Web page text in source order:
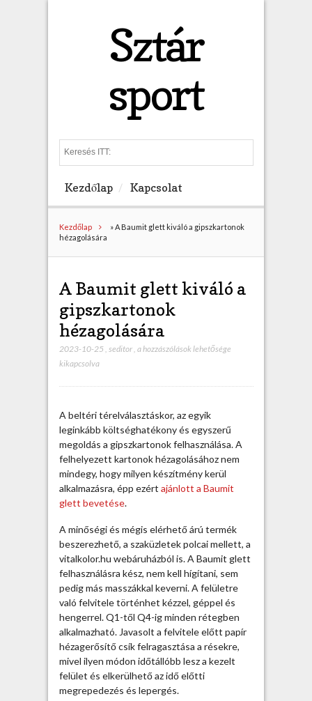
Sztár
sport
e
h
Kezdőlap Kapcsolat
Kezdőlap »A Baumit glett kiváló a gipszkartonok
hézagolására
A Baumit glett kiváló a
gipszkartonok
hézagolására
2023-10-25 seditor, A
i
t
g
l
e
t
l
ó
a
i
p
z
a hozzászólások lehetősége
kikapcsolva
A beltéri térelválasztáskor, az egyik
leginkább költséghatékony és egyszerű
megoldás a gipszkartonok felhasználása. A
felhelyezett kartonok hézagolásához nem
mindegy, hogy milyen készítmény kerül
alkalmazásra, épp ezért ajánlott a Baumit
glett bevetése.
A minőségi és mégis elérhető árú termék
beszerezhető, a szaküzletek polcai mellett, a
vitalkolor.hu webáruházból is. A Baumit glett
felhasználásra kész, nem kell hígítani, sem
pedig más masszákkal keverni.A felületre
való felvitele történhet kézzel, géppel és
hengerrel. Q1-től Q4-ig minden rétegben
alkalmazható. Javasolt a felvitele előtt papír
hézagerősítő csík felragasztása a résekre,
mivel ilyen módon időtállóbb lesz a kezelt
felület és elkerülhető az idő előtti
megrepedezés és lepergés.